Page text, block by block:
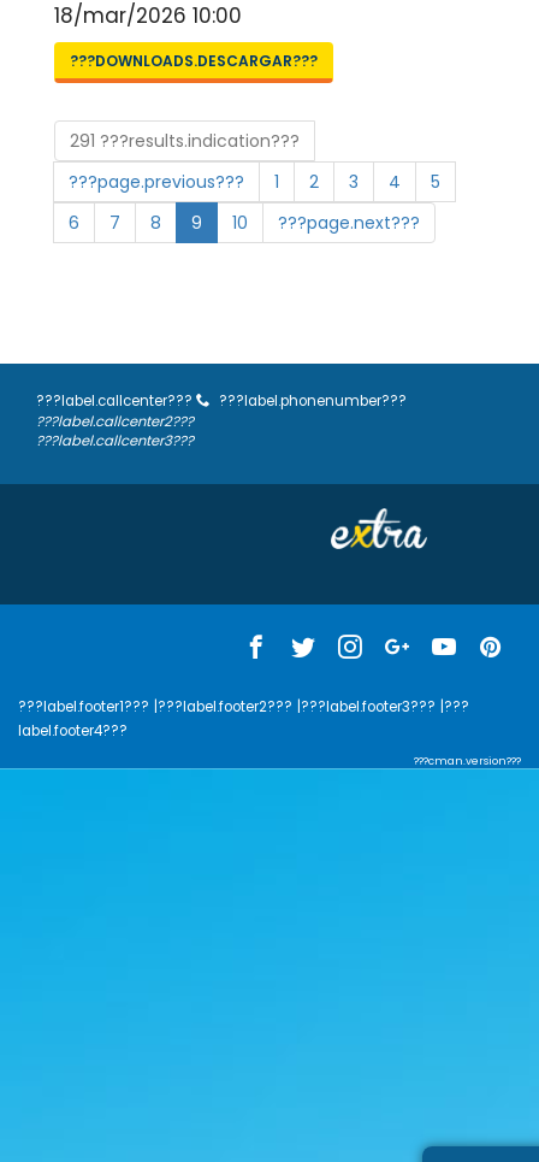
18/mar/2026 10:00
???DOWNLOADS.DESCARGAR???
291 ???results.indication???
???page.previous???
1 2 3 4
5
6
7 8 9 10 ???page.next???
???label.callcenter???
???label.phonenumber???
???label.callcenter2???
???label.callcenter3???
???label.footer1??? |???label.footer2??? |???label.footer3??? |???
label.footer4???
???cman.version???